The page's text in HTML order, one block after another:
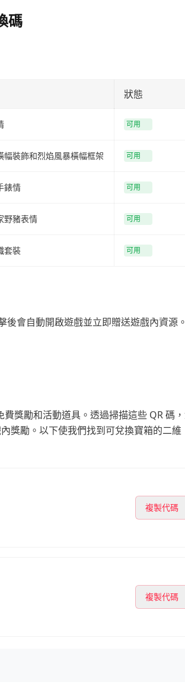
碼
狀態
可用
幅裝飾和烈焰風暴橫幅框架 可用
錶情 可用
野豬表情 可用
套裝 可用
會自動開啟遊戲並立即贈送遊戲內資源。
費獎勵和活動道具。透過掃描這些 QR 碼
獎勵。以下使我們找到可兌換寶箱的二維
複製代碼
複製代碼